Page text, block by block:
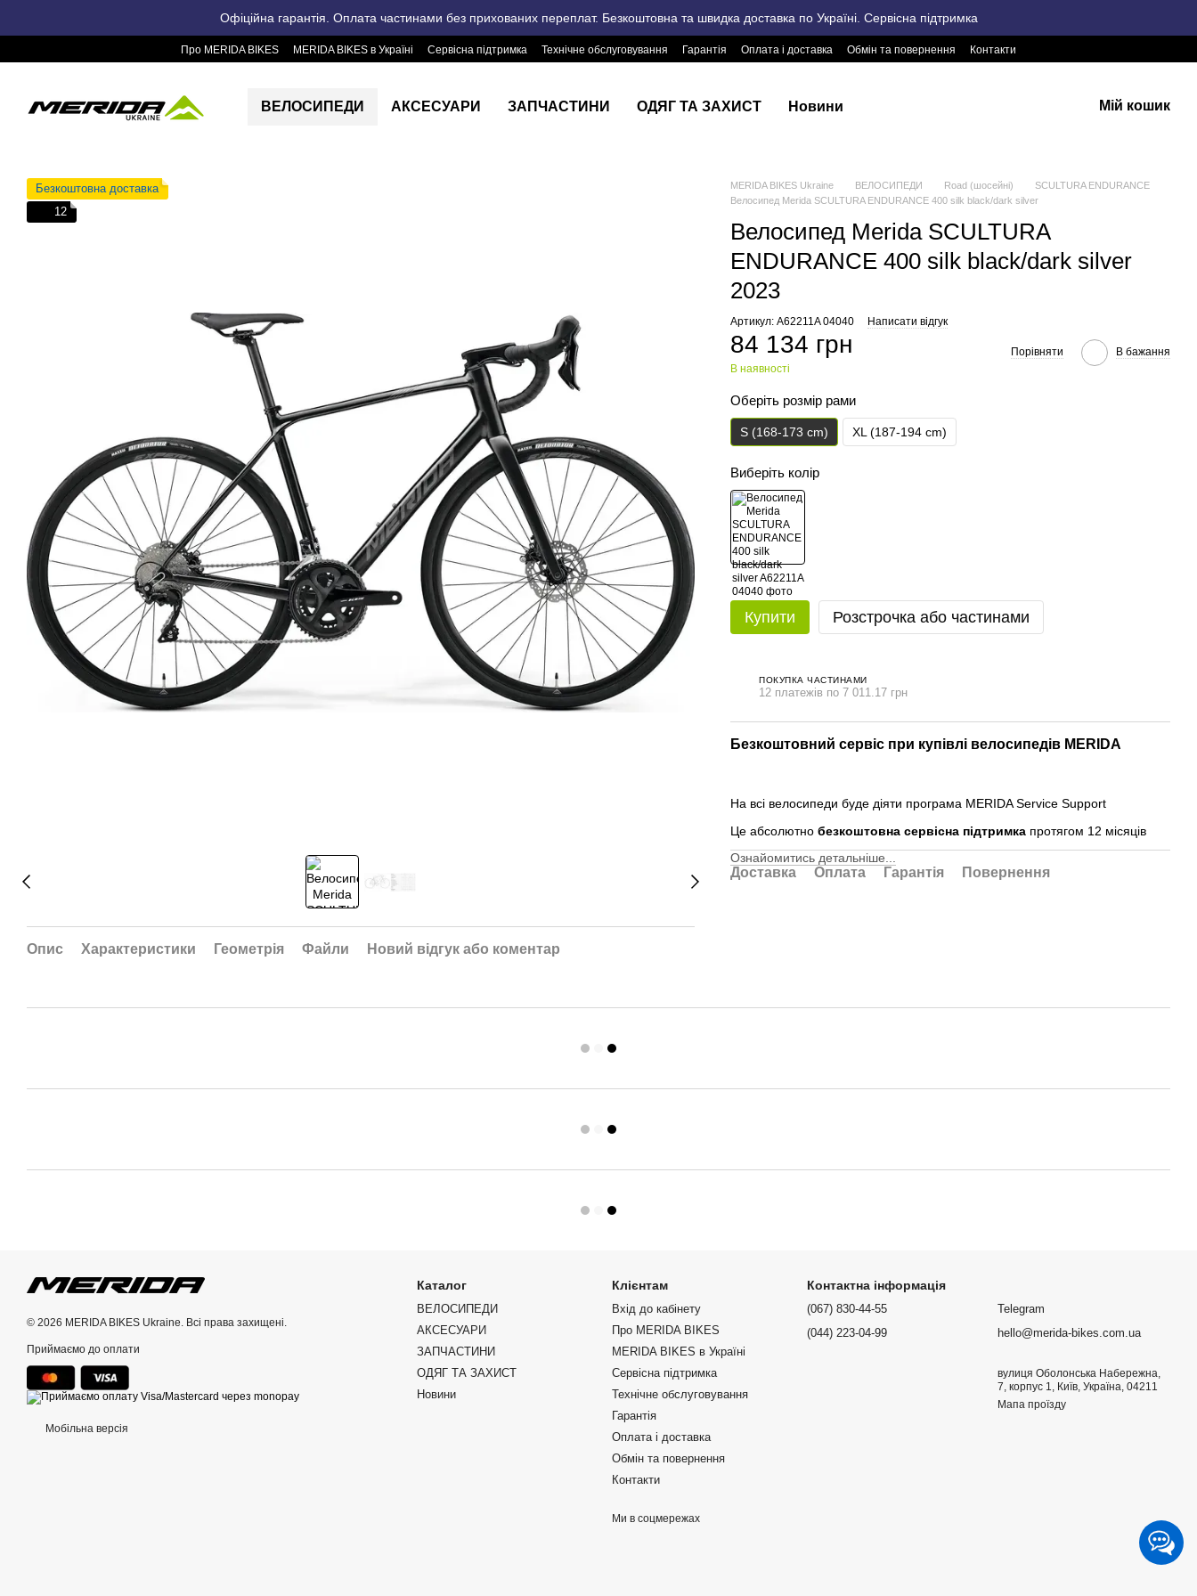
Офіційна гарантія. Оплата частинами без прихованих переплат. Безкоштовна та швидка доставка по Україні. Сервісна підтримка
Про MERIDA BIKES MERIDA BIKES в Україні Сервісна підтримка Технічне обслуговування Гарантія Оплата і доставка Обмін та повернення Контакти
ВЕЛОСИПЕДИ АКСЕСУАРИ ЗАПЧАСТИНИ ОДЯГ ТА ЗАХИСТ Новини Мій кошик
Безкоштовна доставка
12
Опис Характеристики Геометрія Файли Новий відгук або коментар
MERIDA BIKES Ukraine ВЕЛОСИПЕДИ Road (шосейні)
SCULTURA ENDURANCE
Велосипед Merida SCULTURA ENDURANCE 400 silk black/dark silver
Велосипед Merida SCULTURA
ENDURANCE 400 silk black/dark silver
2023
Артикул: A62211A 04040 Написати відгук
84 134 грн
В наявності
Порівняти В бажання
Оберіть розмір рами
S (168-173 cm) XL (187-194 cm)
Виберіть колір
Купити Розстрочка або частинами
ПОКУПКА ЧАСТИНАМИ
12 платежів по 7 011.17 грн
Безкоштовний сервіс при купівлі велосипедів MERIDA
На всі велосипеди буде діяти програма MERIDA Service Support
Це абсолютнобезкоштовна сервісна підтримка протягом 12 місяців
Ознайомитись детальніше...
Доставка Оплата Гарантія Повернення
© 2026 MERIDA BIKES Ukraine. Всі права захищені.
Приймаємо до оплати
Мобільна версія
Каталог
ВЕЛОСИПЕДИ
АКСЕСУАРИ
ЗАПЧАСТИНИ
ОДЯГ ТА ЗАХИСТ
Новини
Клієнтам
Вхід до кабінету
Про MERIDA BIKES
MERIDA BIKES в Україні
Сервісна підтримка
Технічне обслуговування
Гарантія
Оплата і доставка
Обмін та повернення
Контакти
Ми в соцмережах
Контактна інформація
(067) 830-44-55
(044) 223-04-99
Telegram
hello@merida-bikes.com.ua
вулиця Оболонська Набережна,
7, корпус 1, Київ, Україна, 04211
Мапа проїзду